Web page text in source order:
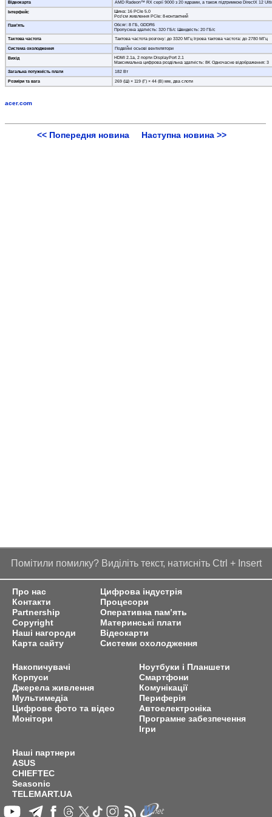
Відеокарта
AMD Radeon™ RX серії 9000 з 20 ядрами, а також підтримкою DirectX 12
Інтерфейс
Шина: 16 PCIe 5.0
Роз’єм живлення PCIe: 8-контактний
Пам’ять
Обсяг: 8 ГБ, GDDR6
Пропускна здатність: 320 ГБ/с Швидкість: 20 ГБ/с
Тактова частота
Тактова частота розгону: до 3320 МГц Ігрова тактова частота: до 2780 МГц
Система охолодження
Подвійні осьові вентилятори
Вихід
HDMI 2.1a, 2 порти DisplayPort 2.1
Максимальна цифрова роздільна здатність: 8K Одночасне відображення: 3
Загальна потужність плати
182 Вт
Розміри та вага
269 (Ш) × 119 (Г) × 44 (В) мм, два слоти
acer.com
<< Попередня новина Наступна новина >>
Помітили помилку? Виділіть текст, натисніть Ctrl + Insert
Про нас
Контакти
Partnership
Copyright
Наші нагороди
Карта сайту
Цифрова індустрія
Процесори
Оперативна пам’ять
Материнські плати
Відеокарти
Системи охолодження
Накопичувачі
Корпуси
Джерела живлення
Мультимедіа
Цифрове фото та відео
Монітори
Ноутбуки і Планшети
Смартфони
Комунікації
Периферія
Автоелектроніка
Програмне забезпечення
Ігри
Наші партнери
ASUS
CHIEFTEC
Seasonic
TELEMART.UA